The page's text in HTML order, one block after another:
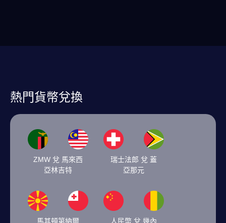
熱門貨幣兌換
ZMW 兌 馬來西
亞林吉特
瑞士法郎 兌 蓋
亞那元
馬其頓第納爾
人民幣 兌 幾內